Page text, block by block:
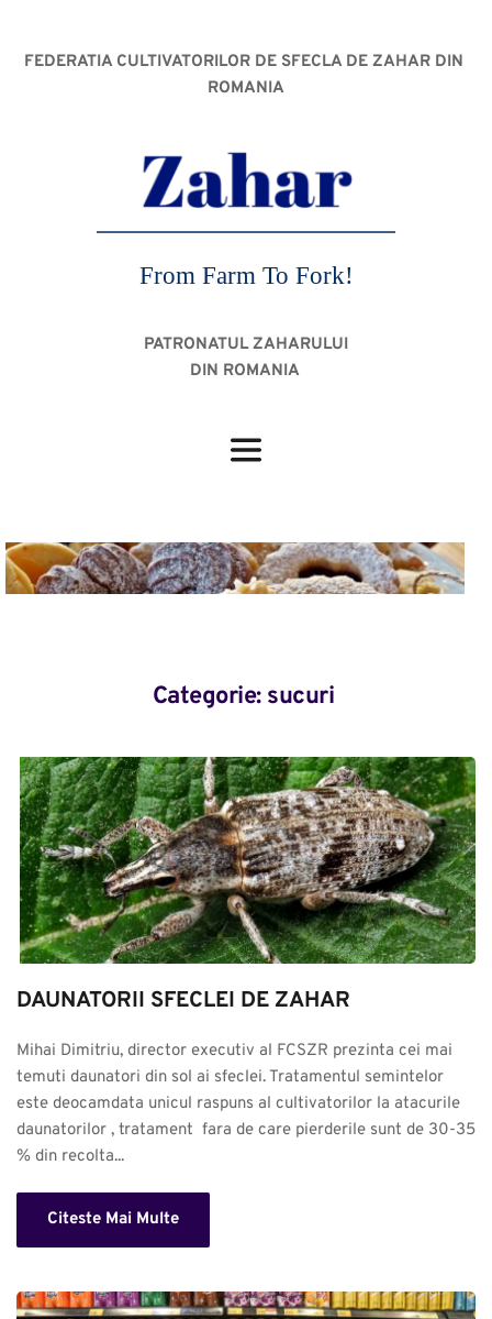
FEDERATIA CULTIVATORILOR DE SFECLA DE ZAHAR DIN
ROMANIA
From Farm To Fork!
PATRONATUL ZAHARULUI
DIN ROMANIA
Categorie: sucuri
DAUNATORII SFECLEI DE ZAHAR
Mihai Dimitriu, director executiv al FCSZR prezinta cei mai
temuti daunatori din sol ai sfeclei. Tratamentul semintelor
este deocamdata unicul raspuns al cultivatorilor la atacurile
daunatorilor , tratament  fara de care pierderile sunt de 30-35
% din recolta...
Citeste Mai Multe